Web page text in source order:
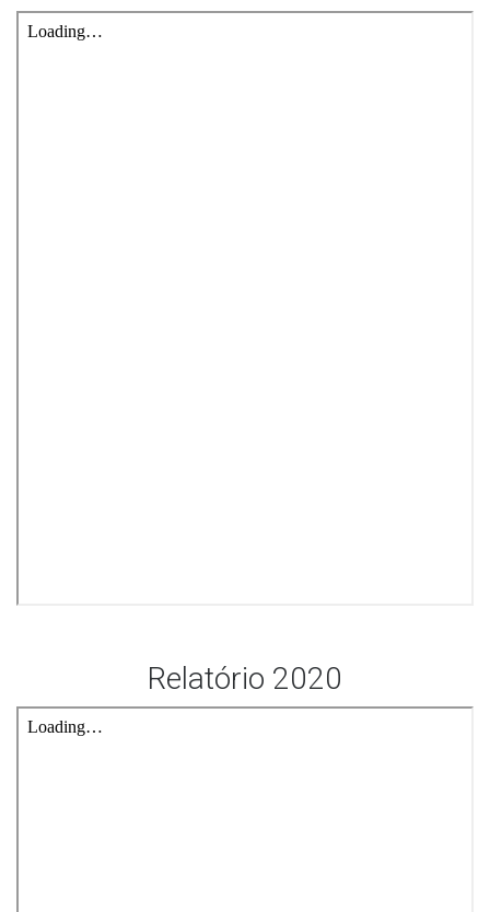
Relatório 2020